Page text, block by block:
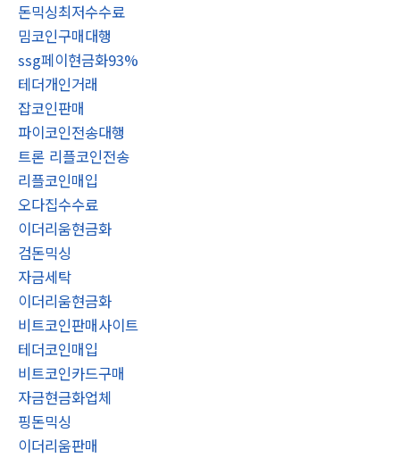
돈믹싱최저수수료
밈코인구매대행
ssg페이현금화93%
테더개인거래
잡코인판매
파이코인전송대행
트론 리플코인전송
리플코인매입
오다집수수료
이더리움현금화
검돈믹싱
자금세탁
이더리움현금화
비트코인판매사이트
테더코인매입
비트코인카드구매
자금현금화업체
핑돈믹싱
이더리움판매